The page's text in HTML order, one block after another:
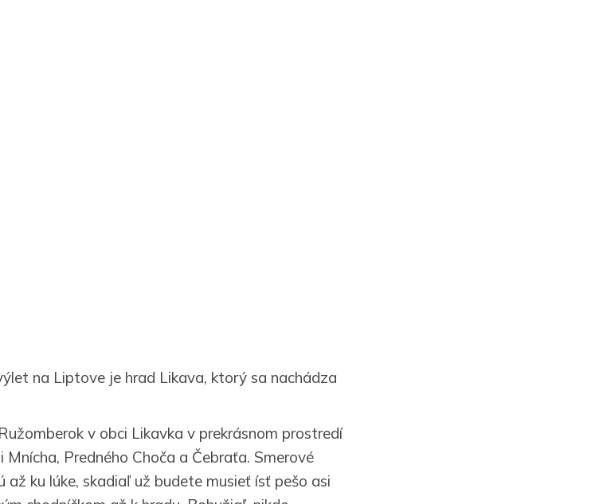
na Liptove je hrad Likava, ktorý sa nachádza
v obci Likavka v prekrásnom prostredí
Mnícha, Predného Choča a Čebraťa. Smerové
ku lúke, skadiaľ už budete musieť ísť pešo asi